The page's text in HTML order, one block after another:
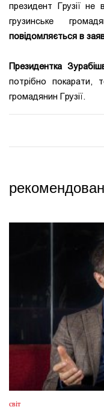
президент Грузії
грузинське
повідомляється в
Президентка
потрібно
громадянин Грузії.
світ